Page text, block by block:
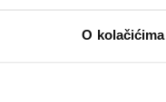
O kolačićima